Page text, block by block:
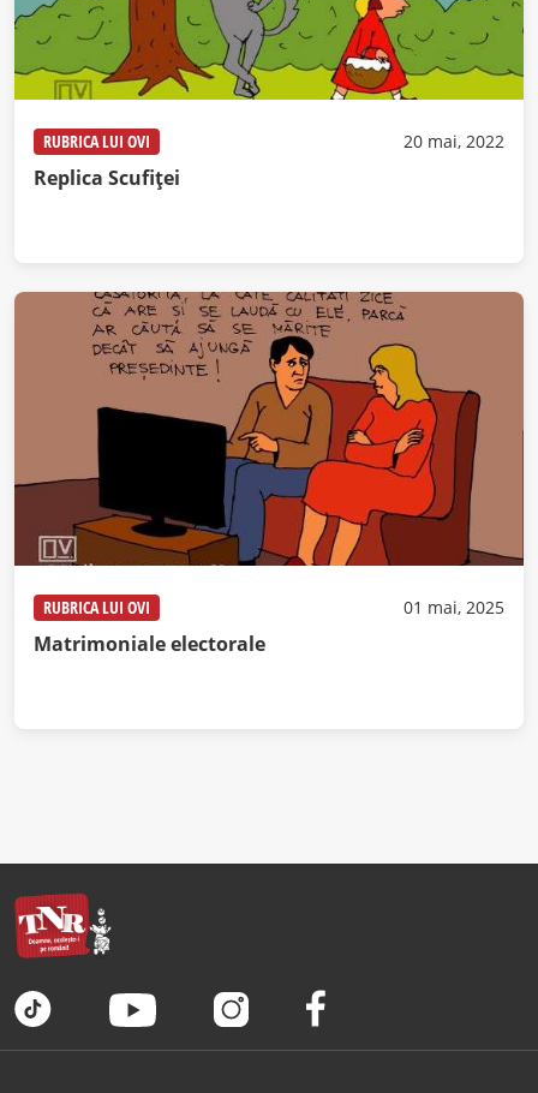
RUBRICA LUI OVI 20 mai, 2022
Replica Scufiței
RUBRICA LUI OVI 01 mai, 2025
Matrimoniale electorale